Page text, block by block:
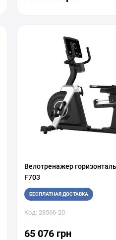
Велотренажер
F703
БЕСПЛАТНАЯ ДОСТАВКА
Код: 28566-20
65 076 грн